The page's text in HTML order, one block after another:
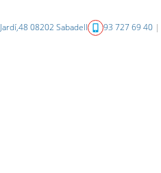
Jardí,48 08202 Sabadell 93 727 69 40 |